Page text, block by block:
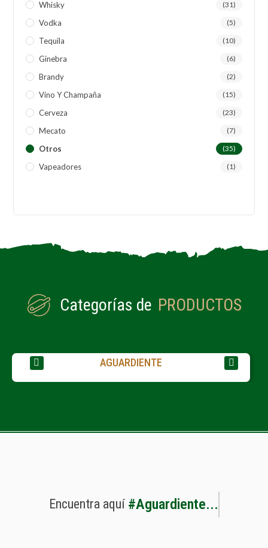
Whisky (31)
Vodka (5)
Tequila (10)
Ginebra (6)
Brandy (2)
Vino Y Champaña (15)
Cerveza (23)
Mecato (7)
Otros (35)
Vapeadores (1)
Categorías de PRODUCTOS
AGUARDIENTE
Encuentra aquí #Aguardiente...